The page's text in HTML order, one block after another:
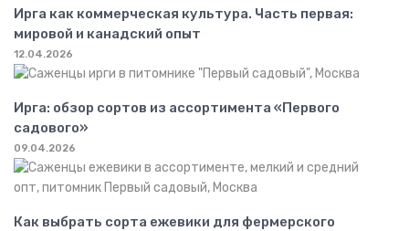
Ирга как коммерческая культура. Часть первая:
мировой и канадский опыт
12.04.2026
Ирга: обзор сортов из ассортимента «Первого
садового»
09.04.2026
Как выбрать сорта ежевики для фермерского